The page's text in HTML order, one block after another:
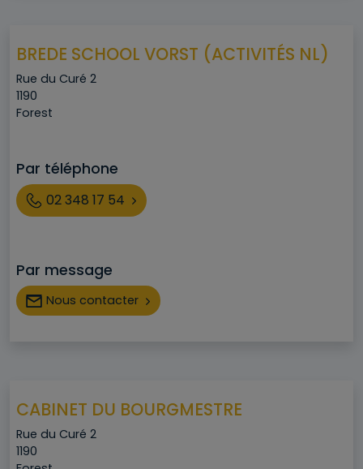
BREDE SCHOOL VORST (ACTIVITÉS NL)
Adresse
Rue du Curé 2
Code postal
1190
Ville
Forest
Par téléphone
Téléphone02 348 17 54
Par message
Nous contacter
CABINET DU BOURGMESTRE
Adresse
Rue du Curé 2
Code postal
1190